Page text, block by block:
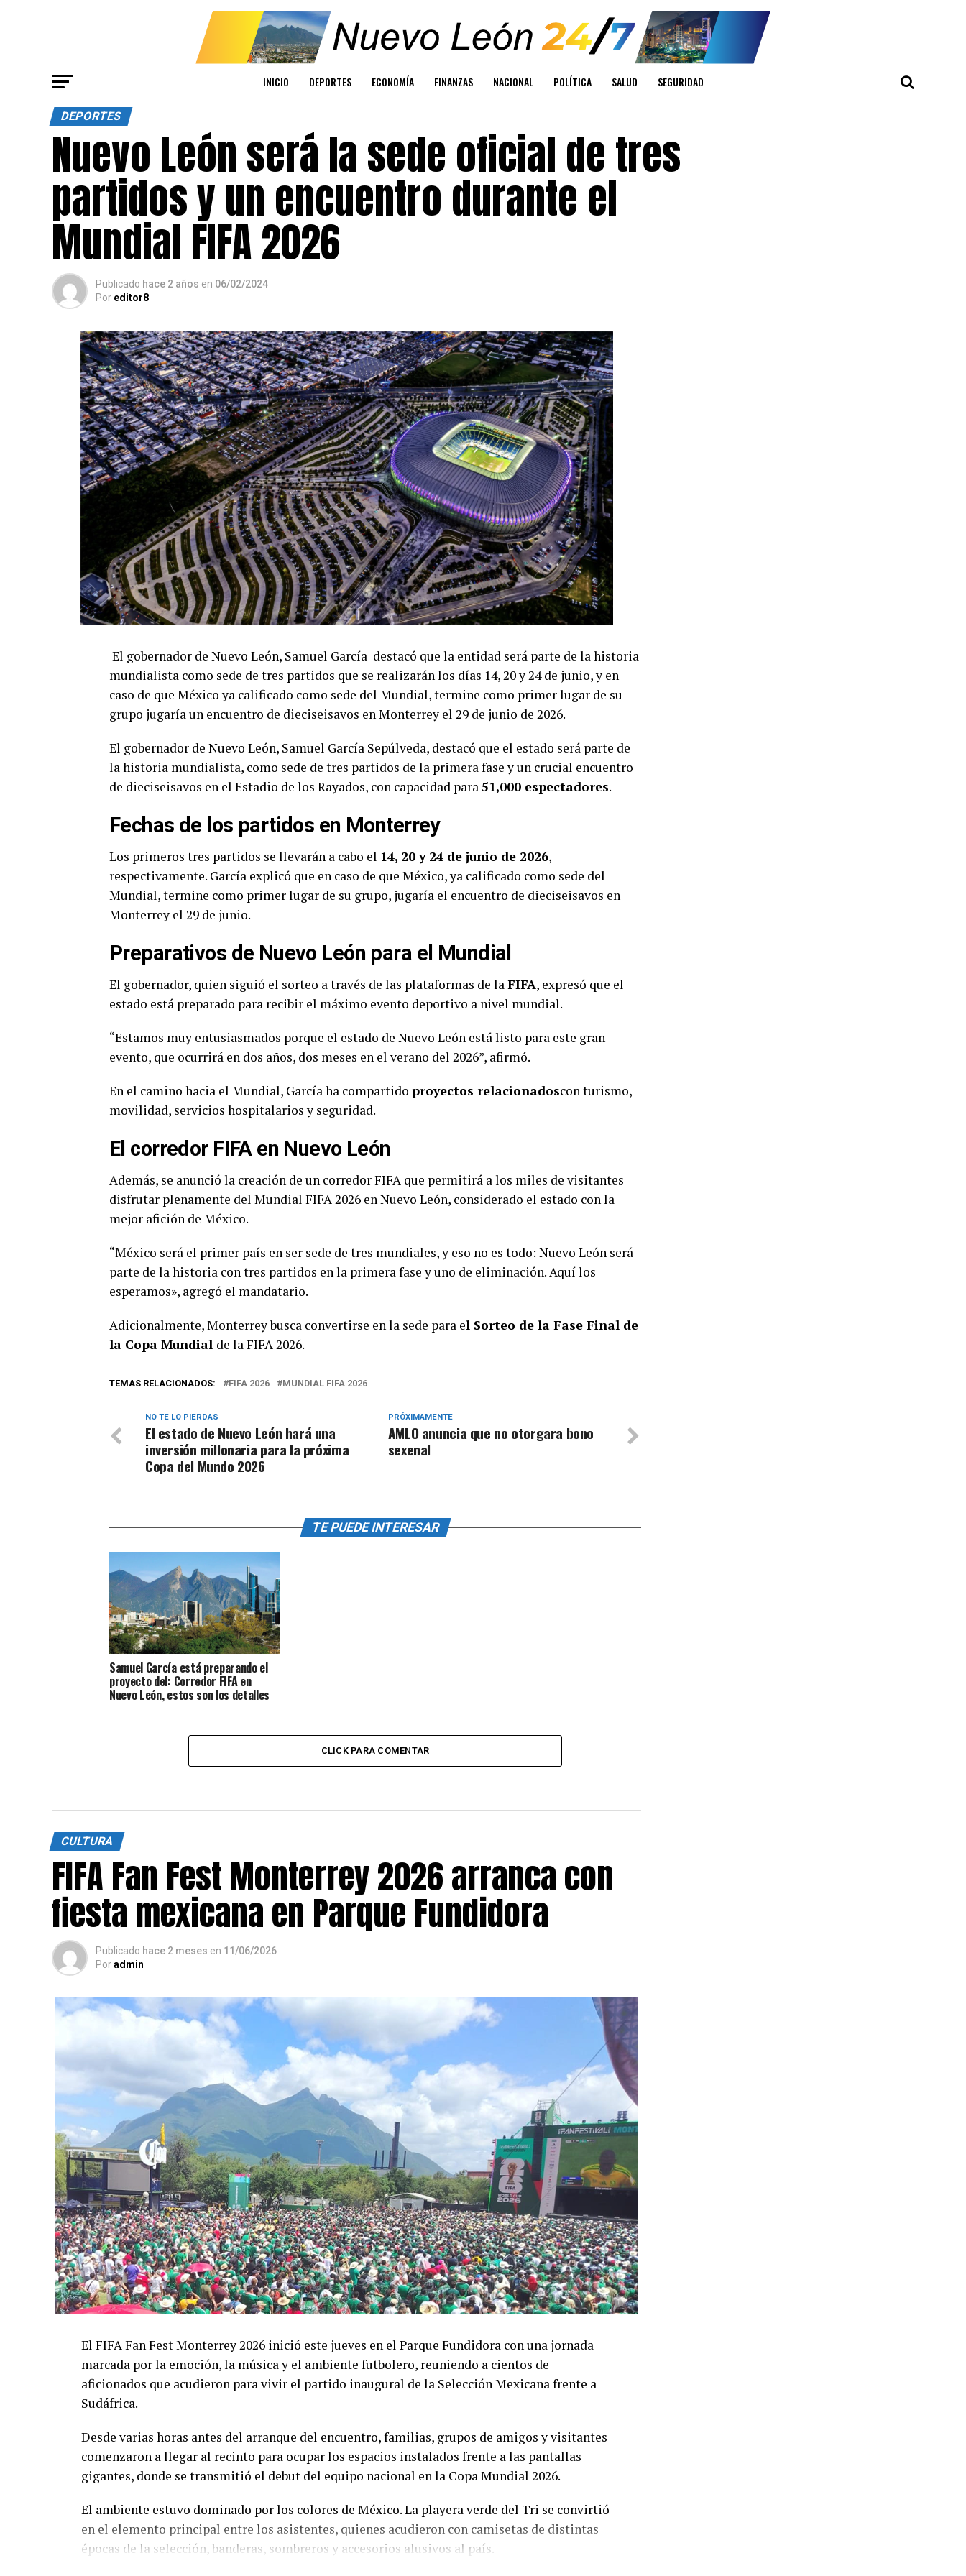
INICIO DEPORTES ECONOMÍA FINANZAS NACIONAL POLÍTICA SALUD SEGURIDAD
DEPORTES
Nuevo León será la sede oficial de tres
partidos y un encuentro durante el
Mundial FIFA 2026
Publicado hace 2 años en 06/02/2024
Por editor8
El gobernador de Nuevo León, Samuel García destacó que la entidad será parte de la historia
mundialista como sede de tres partidos que se realizarán los días 14, 20 y 24 de junio, y en
caso de que México ya calificado como sede del Mundial, termine como primer lugar de su
grupo jugaría un encuentro de dieciseisavos en Monterrey el 29 de junio de 2026.
El gobernador de Nuevo León, Samuel García Sepúlveda, destacó que el estado será parte de
la historia mundialista, como sede de tres partidos de la primera fase y un crucial encuentro
de dieciseisavos en el Estadio de los Rayados, con capacidad para51,000 espectadores.
Fechas de los partidos en Monterrey
Los primeros tres partidos se llevarán a cabo el 14, 20 y 24 de junio de 2026,
respectivamente. García explicó que en caso de que México, ya calificado como sede del
Mundial, termine como primer lugar de su grupo, jugaría el encuentro de dieciseisavos en
Monterrey el 29 de junio.
Preparativos de Nuevo León para el Mundial
El gobernador, quien siguió el sorteo a través de las plataformas de laFIFA, expresó que el
estado está preparado para recibir el máximo evento deportivo a nivel mundial.
“Estamos muy entusiasmados porque el estado de Nuevo León está listo para este gran
evento, que ocurrirá en dos años, dos meses en el verano del 2026”, afirmó.
En el camino hacia el Mundial, García ha compartido proyectos relacionadoscon turismo,
movilidad, servicios hospitalarios y seguridad.
El corredor FIFA en Nuevo León
Además, se anunció la creación de un corredor FIFA que permitirá a los miles de visitantes
disfrutar plenamente del Mundial FIFA 2026 en Nuevo León, considerado el estado con la
mejor afición de México.
“México será el primer país en ser sede de tres mundiales, y eso no es todo: Nuevo León será
parte de la historia con tres partidos en la primera fase y uno de eliminación. Aquí los
esperamos», agregó el mandatario.
Adicionalmente, Monterrey busca convertirse en la sede para el Sorteo de la Fase Final de
la Copa Mundial de la FIFA 2026.
TEMAS RELACIONADOS: FIFA 2026 MUNDIAL FIFA 2026
PRÓXIMAMENTE
AMLO anuncia que no otorgara bono
sexenal
NO TE LO PIERDAS
El estado de Nuevo León hará una
inversión millonaria para la próxima
Copa del Mundo 2026
TE PUEDE INTERESAR
Samuel García está preparando el
proyecto del: Corredor FIFA en
Nuevo León, estos son los detalles
CLICK PARA COMENTAR
CULTURA
FIFA Fan Fest Monterrey 2026 arranca con
fiesta mexicana en Parque Fundidora
Publicado hace 2 meses en 11/06/2026
Poradmin
El FIFA Fan Fest Monterrey 2026 inició este jueves en el Parque Fundidora con una jornada
marcada por la emoción, la música y el ambiente futbolero, reuniendo a cientos de
aficionados que acudieron para vivir el partido inaugural de la Selección Mexicana frente a
Sudáfrica.
Desde varias horas antes del arranque del encuentro, familias, grupos de amigos y visitantes
comenzaron a llegar al recinto para ocupar los espacios instalados frente a las pantallas
gigantes, donde se transmitió el debut del equipo nacional en la Copa Mundial 2026.
El ambiente estuvo dominado por los colores de México. La playera verde del Tri se convirtió
en el elemento principal entre los asistentes, quienes acudieron con camisetas de distintas
épocas de la selección, banderas, sombreros y accesorios alusivos al país.